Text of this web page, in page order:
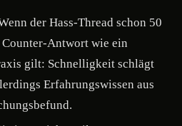
der Hass-Thread schon 50
Antwort wie ein
gilt: Schnelligkeit schlägt
Erfahrungswissen aus